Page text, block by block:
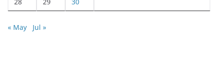
« May Jul »